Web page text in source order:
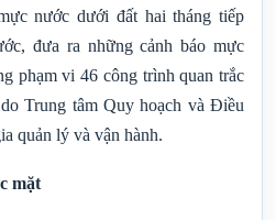
nước dưới đất hai tháng tiếp
đưa ra những cảnh báo mực
phạm vi 46 công trình quan trắc
Trung tâm Quy hoạch và Điều
quản lý và vận hành.
mặt